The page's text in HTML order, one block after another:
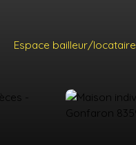
Espace bailleur/locataire